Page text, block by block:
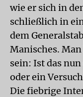
wie er sich in
schließlich in
dem
Manisches.
sein: Ist das
oder ein
Die fiebrige